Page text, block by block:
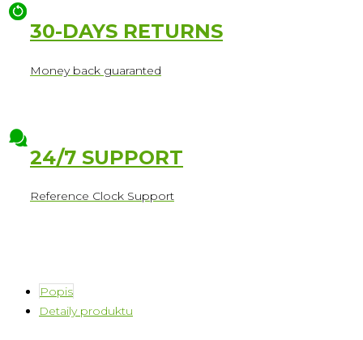
30-DAYS RETURNS
Money back guaranted
24/7 SUPPORT
Reference Clock Support
Popis
Detaily produktu